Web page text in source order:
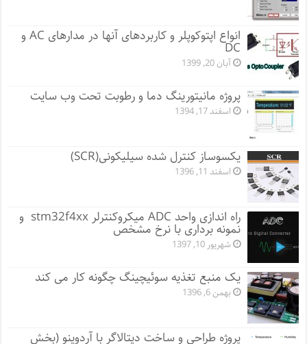
انواع اپتوکوپلر و کاربردهای آنها در مدارهای AC و
DC
آبان 20, 1399
پروژه مانيتورينگ دما و رطوبت تحت وب سایت
اسفند 17, 1394
یکسوساز کنترل شده سیلیکونی(SCR)
اسفند 11, 1396
راه اندازی واحد ADC میکروکنترلر stm32f4xx و
نمونه برداری با نرخ مشخص
شهریور 10, 1397
یک منبع تغذیه سوئیچینگ چگونه کار می کند
بهمن 6, 1396
پروژه طراحی و ساخت دیتالاگر با آردوینو (بخش